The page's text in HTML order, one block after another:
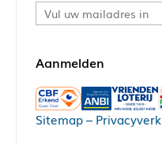
Sitemap–